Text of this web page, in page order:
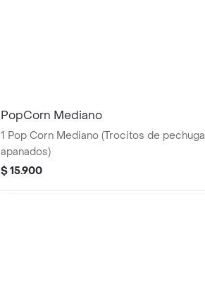
PopCorn Mediano
1 Pop Corn Mediano (Trocitos de pechuga
apanados)
$ 15.900